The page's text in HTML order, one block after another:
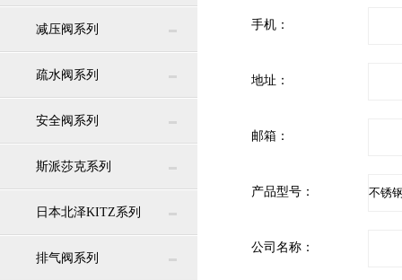
减压阀系列
疏水阀系列
安全阀系列
斯派莎克系列
日本北泽KITZ系列
排气阀系列
手机：
地址：
邮箱：
产品型号：
公司名称：